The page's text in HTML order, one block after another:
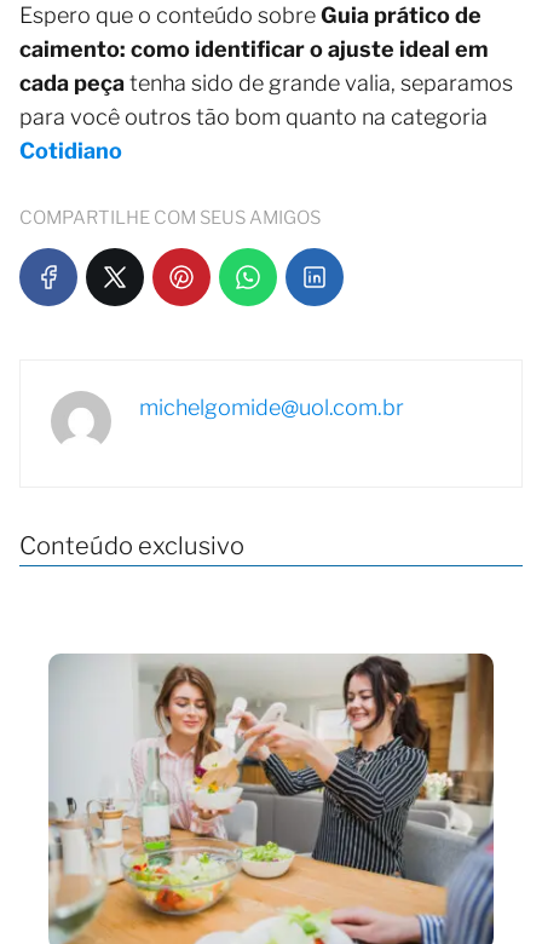
Espero que o conteúdo sobreGuia prático de
caimento: como identificar o ajuste ideal em
cada peçatenha sido de grande valia, separamos
para você outros tão bom quanto na categoria
Cotidiano
COMPARTILHE COM SEUS AMIGOS
michelgomide@uol.com.br
Conteúdo exclusivo